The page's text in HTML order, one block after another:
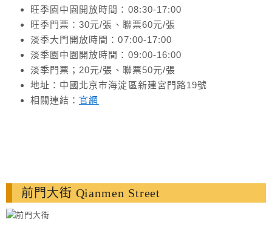
旺季園中園開放時間：08:30-17:00
旺季門票：30元/張、聯票60元/張
淡季大門開放時間：07:00-17:00
淡季園中園開放時間：09:00-16:00
淡季門票；20元/張、聯票50元/張
地址：中國北京市海淀區新建宮門路19號
相關連結： 官網
前門大街 Qianmen Street